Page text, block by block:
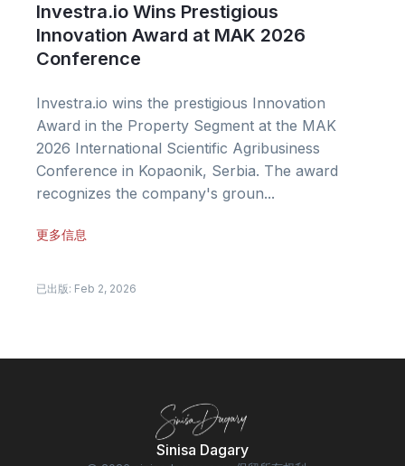
Investra.io Wins Prestigious
Innovation Award at MAK 2026
Conference
Investra.io wins the prestigious Innovation
Award in the Property Segment at the MAK
2026 International Scientific Agribusiness
Conference in Kopaonik, Serbia. The award
recognizes the company's groun...
更多信息
已出版: Feb 2, 2026
Sinisa Dagary